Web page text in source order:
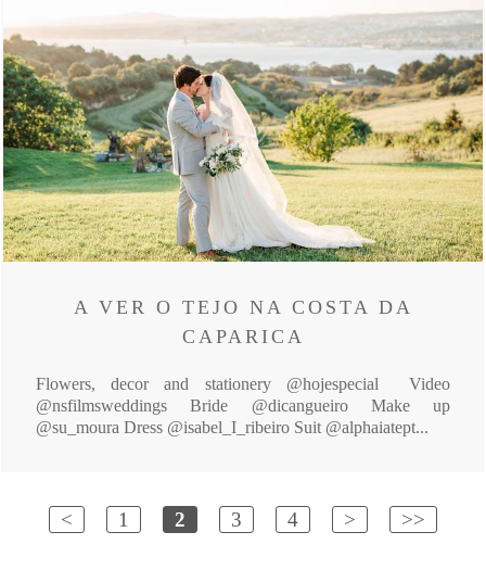
A VER O TEJO NA COSTA DA
CAPARICA
Flowers, decor and stationery @hojespecial Video
@nsfilmsweddings Bride @dicangueiro Make up
@su_moura Dress @isabel_I_ribeiro Suit @alphaiatept...
< 1 2 3 4 > >>